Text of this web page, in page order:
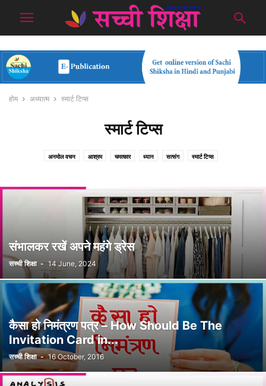
होम अध्यात्म स्मार्ट टिप्स
स्मार्ट टिप्स
अनमोल वचन आश्रम चमत्कार ध्यान सत्संग स्मार्ट टिप्स
संभालकर रखें अपने महंगे ड्रेस
सच्ची शिक्षा - 14 June, 2024
कैसा हो निमंत्रण पत्र – How Should Be The
Invitation Card in...
सच्ची शिक्षा - 16 October, 2016